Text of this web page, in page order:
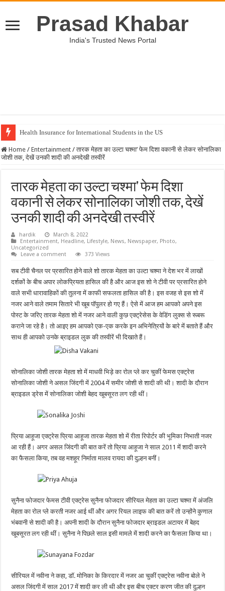
Prasad Khabar
India's Trusted News Portal
Health Insurance for International Students in the US
Home / Entertainment / तारक मेहता का उल्टा चश्मा’ फेम दिशा वकानी से लेकर सोनालिका
जोशी तक, देखें उनकी शादी की अनदेखी तस्वीरें
तारक मेहता का उल्टा चश्मा’ फेम दिशा
वकानी से लेकर सोनालिका जोशी तक, देखें
उनकी शादी की अनदेखी तस्वीरें
hardik
March 8, 2022
Entertainment, Headline, Lifestyle, News, Newspaper, Photo,
Uncategorized
Leave a comment
373 Views
सब टीवी चैनल पर प्रसारित होने वाले शो तारक मेहता का उल्टा चश्मा ने देश भर में लाखों
दर्शकों के बीच अपार लोकप्रियता हासिल की है और आज इस शो ने टीवी पर प्रसारित होने
वाले सभी धारावाहिकों की तुलना में काफी सफलता हासिल की है। इस वजह से इस शो में
नजर आने वाले तमाम सितारे भी खूब पॉपुलर हो गए हैं। ऐसे में आज हम आपको अपने इस
पोस्ट के जरिए तारक मेहता शो में नजर आने वाली कुछ एक्ट्रेसेस के वेडिंग लुक्स से रूबरू
कराने जा रहे है। तो आइए हम आपको एक-एक करके इन अभिनेत्रियों के बारे में बताते हैं और
साथ ही आपको उनके ब्राइडल लुक की तस्वीरें भी दिखाते हैं।
सोनालिका जोशी तारक मेहता शो में माधवी भिड़े का रोल प्ले कर चुकीं फेमस एक्ट्रेस
सोनालिका जोशी ने असल जिंदगी में 2004 में समीर जोशी से शादी की थी। शादी के दौरान
ब्राइडल ड्रेस में सोनालिका जोशी बेहद खूबसूरत लग रही थीं।
प्रिया आहूजा एक्ट्रेस प्रिया आहूजा तारक मेहता शो में रीता रिपोर्टर की भूमिका निभाती नजर
आ रही हैं। अगर असल जिंदगी की बात करें तो प्रिया आहूजा ने साल 2011 में शादी करने
का फैसला किया, तब वह मशहूर निर्माता मालव रायदा की दुल्हन बनीं।
सुनैना फोजदार फेमस टीवी एक्ट्रेस सुनैना फोजदार सीरियल मेहता का उल्टा चश्मा में अंजलि
मेहता का रोल प्ले करती नजर आई थीं और अगर रियल लाइफ की बात करें तो उन्होंने कुणाल
भंबवानी से शादी की है। अपनी शादी के दौरान सुनैना फोजदार ब्राइडल अटायर में बेहद
खूबसूरत लग रही थीं। सुनैना ने पिछले साल इसी मामले में शादी करने का फैसला किया था।
सीरियल में नवीना ने कहा, डॉ. मोनिका के किरदार में नजर आ चुकीं एक्ट्रेस नवीना बोले ने
असल जिंदगी में साल 2017 में शादी कर ली थी और इस बीच एक्टर करण जीत की दुल्हन